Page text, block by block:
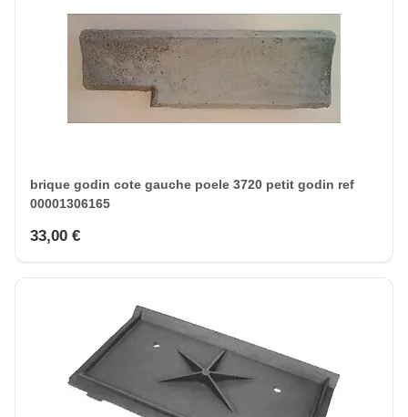
brique godin cote gauche poele 3720 petit godin ref
00001306165
33,00 €